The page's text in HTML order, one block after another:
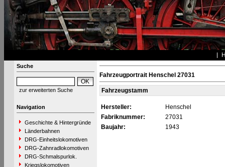
Suche
zur erweiterten Suche
Navigation
Geschichte & Hintergründe
Länderbahnen
DRG-Einheitslokomotiven
DRG-Zahnradlokomotiven
DRG-Schmalspurlok.
Kriegslokomotiven
Fahrzeugportrait Henschel 27031
Fahrzeugstamm
Hersteller:
Henschel
Fabriknummer:
27031
Baujahr:
1943